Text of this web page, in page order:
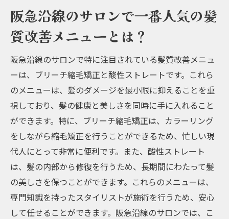
酸性ストレートで髪質改善阪急沿線の注目サロ
ン
酸性ストレートとは？その特徴と効果
阪急沿線の酸性ストレートが人気の理由
髪質改善に効果的な酸性ストレートの施術
例
酸性ストレートを受ける前に知っておくべ
きこと
酸性ストレートのアフターケア方法
阪急沿線の酸性ストレートサロンの口コミ
と評価
阪急沿線で体験する最新のブリーチ縮毛矯正と
髪質改善
阪急沿線のサロンで一番人気の髪
質改善メニューとは？
阪急沿線のサロンで特に注目されている髪質改善メニュ
ーは、ブリーチ縮毛矯正と酸性ストレートです。これら
のメニューは、髪のダメージを最小限に抑えることを重
視しており、髪の健康と美しさを同時に手に入れること
ができます。特に、ブリーチ縮毛矯正は、カラーリング
をしながら縮毛矯正を行うことができるため、忙しい現
代人にとって非常に便利です。また、酸性ストレート
は、髪の内部から修復を行うため、長期間にわたって髪
の美しさを保つことができます。これらのメニューは、
専門知識を持ったスタイリストが施術を行うため、安心
して任せることができます。阪急沿線のサロンでは、こ